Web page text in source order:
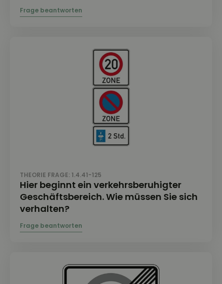
THEORIE FRAGE: 1.4.41-125
Hier beginnt ein verkehrsberuhigter
Geschäftsbereich. Wie müssen Sie sich
verhalten?